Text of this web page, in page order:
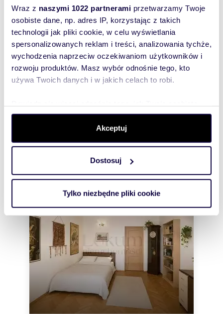
Wraz z naszymi 1022 partnerami przetwarzamy Twoje
osobiste dane, np. adres IP, korzystając z takich
technologii jak pliki cookie, w celu wyświetlania
spersonalizowanych reklam i treści, analizowania tychże,
wychodzenia naprzeciw oczekiwaniom użytkowników i
rozwoju produktów. Masz wybór odnośnie tego, kto
używa Twoich danych i w jakich celach to robi.
dane są przetwarzane oraz ustaw własne preferencje w
. W Deklaracji plików cookie możesz
zmienić lub wycofać swoją zgodę w dowolnej chwili.
Wykorzystujemy pliki cookie do spersonalizowania treści
i reklam, aby oferować funkcje społecznościowe i
korzystasz z naszej witryny, udostępniamy partnerom
Partnerzy mogą połączyć te informacje z innymi danymi
otrzymanymi od Ciebie lub uzyskanymi podczas
korzystania z ich usług.
Akceptuj
Dostosuj
Tylko niezbędne pliki cookie
tel. 609 037 456
Rozwiń opis
Mieszkanie: na sprzedaż
Liczba
pokoi:
3
a całkowita:
województwo:
powiat:Warszawa
Warszawadzielnica:Śródmieście
ulica:
Sapieżyńska
WYRÓŻNIONE